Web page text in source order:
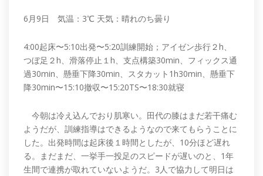
6月9日 気温：3℃ 天気：晴れのち曇り
4:00起床〜5:10出発〜5:20訓練開始；アイゼン歩行２h、
つぼ足２h、滑落停止１h、支点構築30min、フィックス通
過30min、懸垂下降30min、スタカット1h30min、懸垂下
降30min〜15:10撤収〜15:20TS〜18:30就寝
今朝は冷え込んでおり肌寒い。田代の膝はまだ若干痛む
ようだが、訓練指導はできるようなので来てもらうことに
した。出発時間は起床後１時間としたが、10分ほど遅れ
る。まだまだ、一挙手一投足のスピードが遅いのと、1年
生間で連携が取れていないようだ。3人で協力して明日は